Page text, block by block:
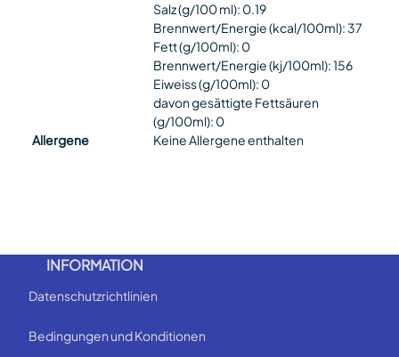
Salz (g/100 ml): 0.19
Brennwert/Energie (kcal/100ml): 37
Fett (g/100ml): 0
Brennwert/Energie (kj/100ml): 156
Eiweiss (g/100ml): 0
davon gesättigte Fettsäuren
(g/100ml): 0
Allergene
Keine Allergene enthalten
INFORMATION
Datenschutzrichtlinien
Bedingungen und Konditionen